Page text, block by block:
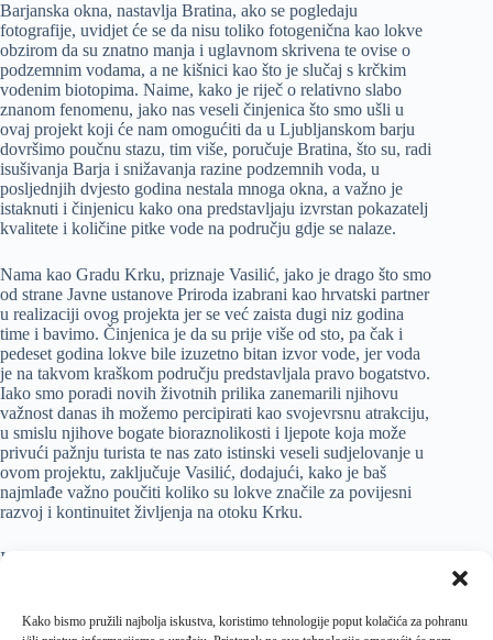
Kako bismo pružili najbolja iskustva, koristimo tehnologije poput kolačića za pohranu
Barjanska okna, nastavlja Bratina, ako se pogledaju
fotografije, uvidjet će se da nisu toliko fotogenična kao lokve
obzirom da su znatno manja i uglavnom skrivena te ovise o
podzemnim vodama, a ne kišnici kao što je slučaj s krčkim
vodenim biotopima. Naime, kako je riječ o relativno slabo
znanom fenomenu, jako nas veseli činjenica što smo ušli u
ovaj projekt koji će nam omogućiti da u Ljubljanskom barju
dovršimo poučnu stazu, tim više, poručuje Bratina, što su, radi
isušivanja Barja i snižavanja razine podzemnih voda, u
posljednjih dvjesto godina nestala mnoga okna, a važno je
istaknuti i činjenicu kako ona predstavljaju izvrstan pokazatelj
kvalitete i količine pitke vode na području gdje se nalaze.
Nama kao Gradu Krku, priznaje Vasilić, jako je drago što smo
od strane Javne ustanove Priroda izabrani kao hrvatski partner
u realizaciji ovog projekta jer se već zaista dugi niz godina
time i bavimo. Činjenica je da su prije više od sto, pa čak i
pedeset godina lokve bile izuzetno bitan izvor vode, jer voda
je na takvom kraškom području predstavljala pravo bogatstvo.
Iako smo poradi novih životnih prilika zanemarili njihovu
važnost danas ih možemo percipirati kao svojevrsnu atrakciju,
u smislu njihove bogate bioraznolikosti i ljepote koja može
privući pažnju turista te nas zato istinski veseli sudjelovanje u
ovom projektu, zaključuje Vasilić, dodajući, kako je baš
najmlađe važno poučiti koliko su lokve značile za povijesni
razvoj i kontinuitet življenja na otoku Krku.
Izložba Lokve otoka Krka i barjanska okna u Ljubljanskom
fotografije moguće razgledati od ponedjeljka do subote,